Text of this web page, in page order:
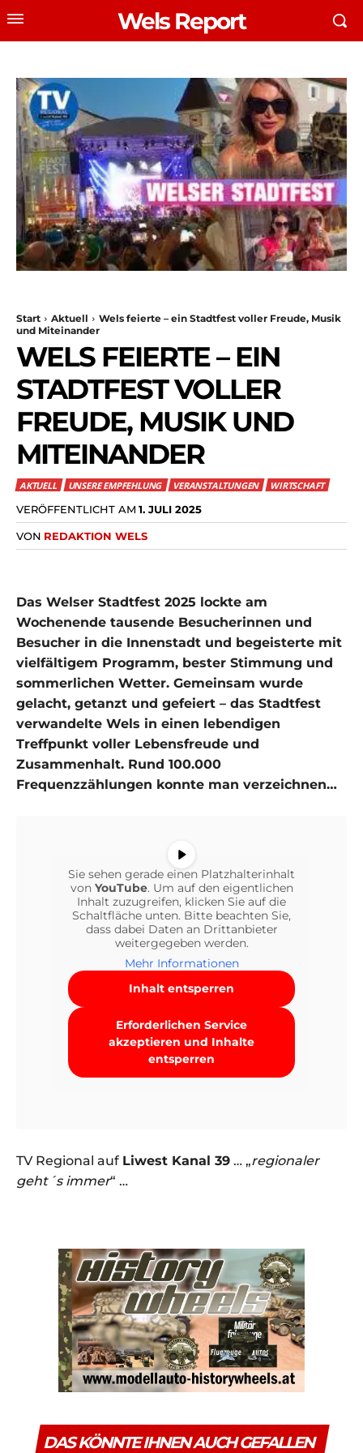
Wels Report
Start Aktuell
Wels feierte – ein Stadtfest voller Freude, Musik
und Miteinander
WELS FEIERTE – EIN
STADTFEST VOLLER
FREUDE, MUSIK UND
MITEINANDER
AKTUELL UNSERE EMPFEHLUNG VERANSTALTUNGEN WIRTSCHAFT
VERÖFFENTLICHT AM 1. JULI 2025
VON REDAKTION WELS
Das Welser Stadtfest 2025 lockte am
Wochenende tausende Besucherinnen und
Besucher in die Innenstadt und begeisterte mit
vielfältigem Programm, bester Stimmung und
sommerlichen Wetter. Gemeinsam wurde
gelacht, getanzt und gefeiert – das Stadtfest
verwandelte Wels in einen lebendigen
Treffpunkt voller Lebensfreude und
Zusammenhalt. Rund 100.000
Frequenzzählungen konnte man verzeichnen…
Sie sehen gerade einen Platzhalterinhalt
von YouTube. Um auf den eigentlichen
Inhalt zuzugreifen, klicken Sie auf die
Schaltfläche unten. Bitte beachten Sie,
dass dabei Daten an Drittanbieter
weitergegeben werden.
Mehr Informationen
Inhalt entsperren
Erforderlichen Service
akzeptieren und Inhalte
entsperren
TV Regional auf Liwest Kanal 39 … „regionaler
geht´s immer“ …
DAS KÖNNTE IHNEN AUCH GEFALLEN